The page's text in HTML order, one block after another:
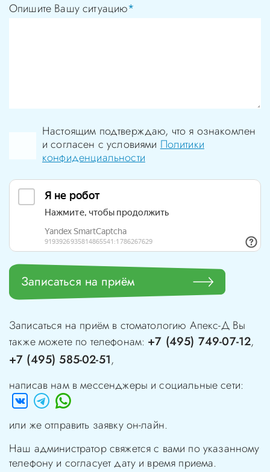
Опишите Вашу ситуацию*
Настоящим подтверждаю, что я ознакомлен
и согласен с условиямиПолитики
конфиденциальности
Записаться на приём
Записаться на приём в стоматологию Апекс-ДВы
также можете по телефонам: +7 (495) 749-07-12,
+7 (495) 585-02-51,
написав нам в мессенджеры и социальные сети:
или же отправить заявку он-лайн.
Наш администратор свяжется с вами по указанному
телефону и согласует дату и время приема.